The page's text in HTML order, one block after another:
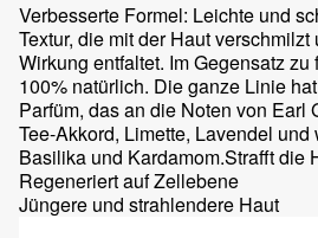
Verbesserte Formel: Leichte und
Textur, die mit der Haut
Wirkung entfaltet. Im Gegensatz
100% natürlich. Die ganze Linie
Parfüm, das an die Noten von Earl
Tee-Akkord, Limette, Lavendel
Basilika und Kardamom.Strafft die
Regeneriert auf Zellebene
Jüngere und strahlendere Haut